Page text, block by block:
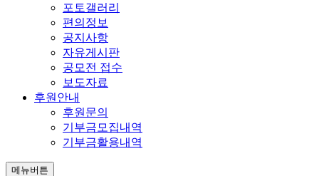
포토갤러리
편의정보
공지사항
자유게시판
공모전 접수
보도자료
후원안내
후원문의
기부금모집내역
기부금활용내역
메뉴버튼